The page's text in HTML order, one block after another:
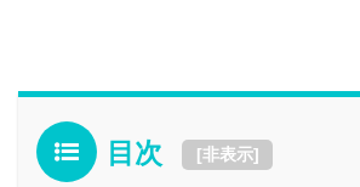
目次 [非表示]